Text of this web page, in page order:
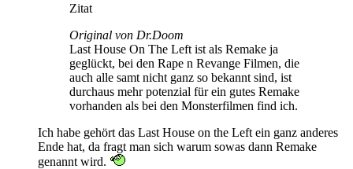
Zitat
Original von Dr.Doom
Last House On The Left ist als Remake ja
geglückt, bei den Rape n Revange Filmen, die
auch alle samt nicht ganz so bekannt sind, ist
durchaus mehr potenzial für ein gutes Remake
vorhanden als bei den Monsterfilmen find ich.
Ich habe gehört das Last House on the Left ein ganz anderes
Ende hat, da fragt man sich warum sowas dann Remake
genannt wird.